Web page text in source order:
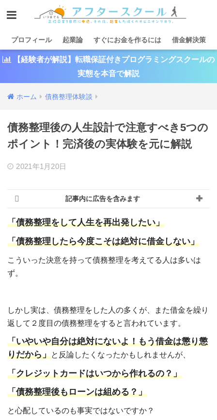
プロフィール 起業論 すぐにお金を作るには 借金解決策
【経験者が解説】転職保証付きプログラミングスクールの
実態を本音で解説
ホーム 債務整理体験談
債務整理後の人生設計で注意すべき5つの
ポイント！完済後の実体験を元に解説
2021年1月20日
記事内に広告を含みます
「債務整理をして人生を再出発したい」
「債務整理したら今度こそは絶対に借金しない」
こういった決意を持って債務整理を考えてる人は多いは
ず。
しかし実は、債務整理をした人の多くが、また借金を繰り
返して２度目の債務整理をすると言われています。
「いやいや自分は絶対にないよ！もう借金は懲り懲
りだから」と反論したくなったかもしれませんが、
「クレジットカードはいつから作れるの？」
「債務整理後もローンは組める？」
と心配しているのも事実ではないですか？